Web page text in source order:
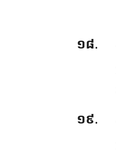
១៨.
១៩.